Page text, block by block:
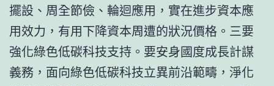
擺設、周全節儉、輪迴應用，實在進步資本應
用效力，有用下降資本周遭的狀況價格。三要
強化綠色低碳科技支持。要安身國度成長計謀
義務，面向綠色低碳科技立異前沿範疇，淨化